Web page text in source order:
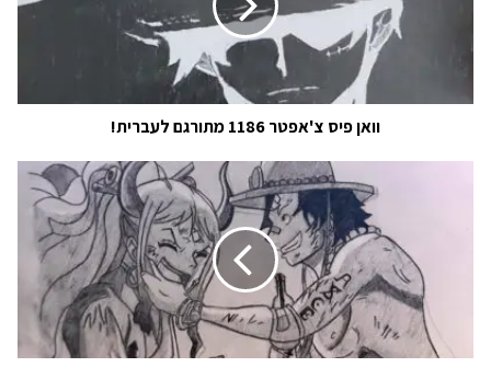
וואן פיס צ'אפטר 1186 מתורגם לעברית!
מתורגם
לעברית!